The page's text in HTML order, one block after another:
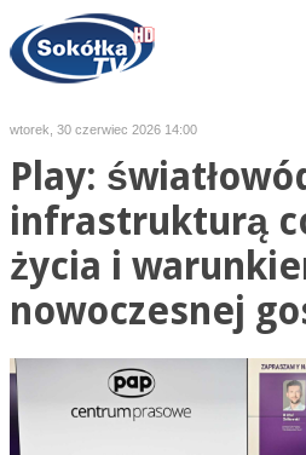
wtorek, 30 czerwiec 2026 14:00
Play:
infrastrukturą
życia i
nowoczesnej